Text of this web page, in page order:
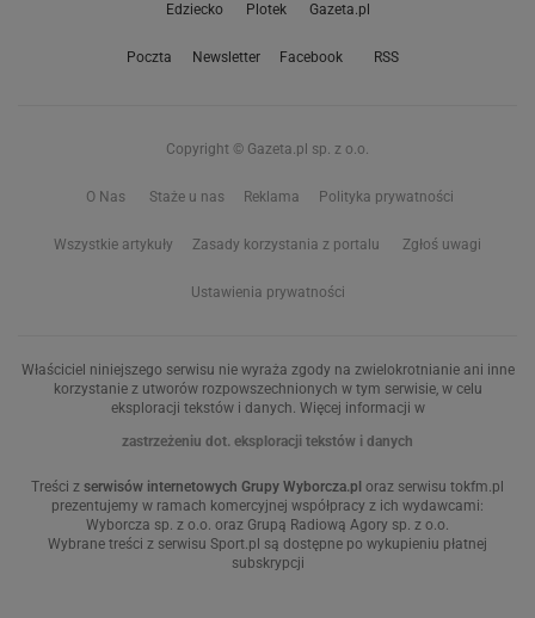
Edziecko Plotek Gazeta.pl
Poczta Newsletter Facebook RSS
Copyright © Gazeta.pl sp. z o.o.
O Nas Staże u nas Reklama Polityka prywatności
Wszystkie artykuły Zasady korzystania z portalu Zgłoś uwagi
Ustawienia prywatności
Właściciel niniejszego serwisu nie wyraża zgody na zwielokrotnianie ani inne
korzystanie z utworów rozpowszechnionych w tym serwisie, w celu
eksploracji tekstów i danych. Więcej informacji w
zastrzeżeniu dot. eksploracji tekstów i danych
Treści z serwisów internetowych Grupy Wyborcza.pl oraz serwisu tokfm.pl
prezentujemy w ramach komercyjnej współpracy z ich wydawcami:
Wyborcza sp. z o.o. oraz Grupą Radiową Agory sp. z o.o.
Wybrane treści z serwisu Sport.pl są dostępne po wykupieniu płatnej
subskrypcji